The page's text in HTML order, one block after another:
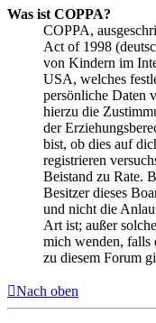
Was ist COPPA?
COPPA,
Act of 1998
von Kindern im
USA, welches
persönliche Daten
hierzu die
der
bist, ob dies auf
registrieren
Beistand zu Rate.
Besitzer dieses
und nicht die
Art ist; außer
mich wenden, falls
zu diesem Forum
Nach oben